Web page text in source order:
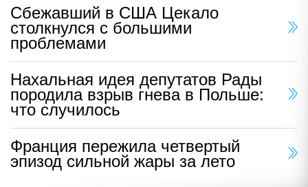
Сбежавший в США Цекало
столкнулся с большими
проблемами
Нахальная идея депутатов Рады
породила взрыв гнева в Польше:
что случилось
Франция пережила четвертый
эпизод сильной жары за лето